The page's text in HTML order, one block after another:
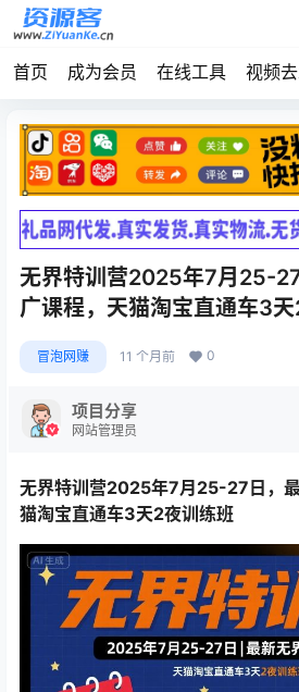
首页 成为会员 在线工具 视频
无界特训营2025年7月25-
广课程，天猫淘宝直通车3
冒泡网赚 11 个月前 0
项目分享
网站管理员
无界特训营2025年7月25-27日，
猫淘宝直通车3天2夜训练班